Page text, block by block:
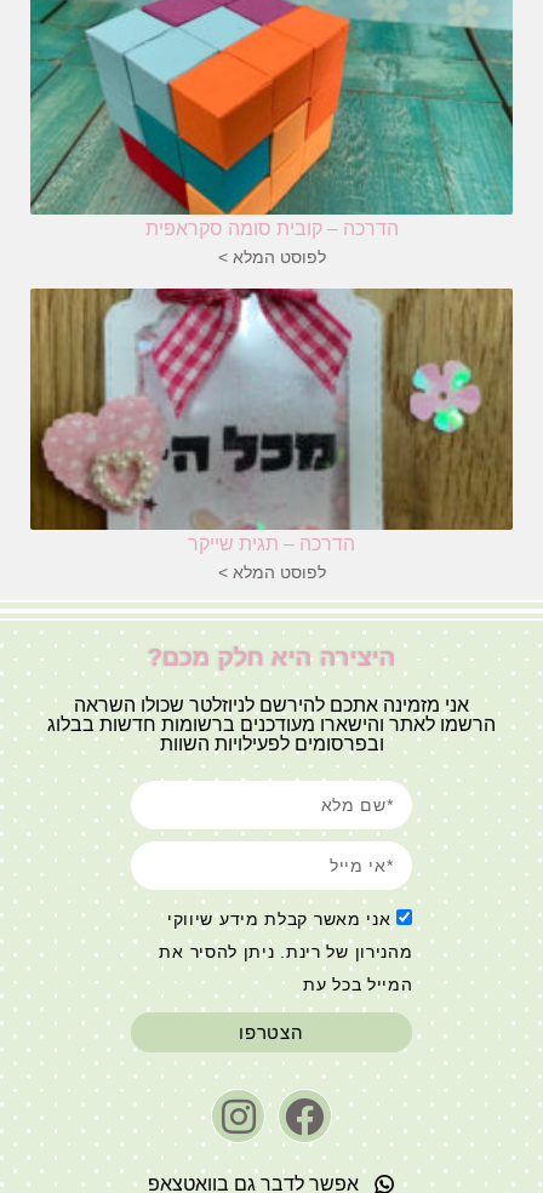
הדרכה – קובית סומה סקראפית
לפוסט המלא >
הדרכה – תגית שייקר
לפוסט המלא >
היצירה היא חלק מכם?
אני מזמינה אתכם להירשם לניוזלטר שכולו השראה
הרשמו לאתר והישארו מעודכנים ברשומות חדשות בבלוג
ובפרסומים לפעילויות השוות
אני מאשר קבלת מידע שיווקי
מהנירון של רינת. ניתן להסיר את
המייל בכל עת
הצטרפו
אפשר לדבר גם בוואטצאפ